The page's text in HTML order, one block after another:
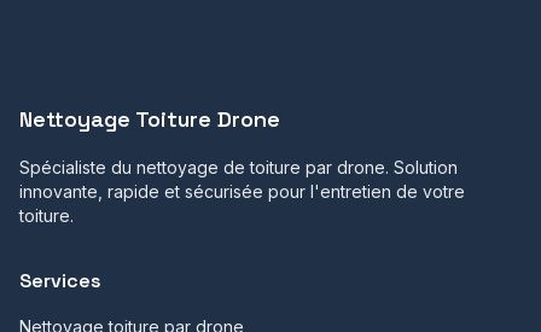
Nettoyage Toiture Drone
Spécialiste du nettoyage de toiture par drone. Solution
innovante, rapide et sécurisée pour l'entretien de votre
toiture.
Services
Nettoyage toiture par drone